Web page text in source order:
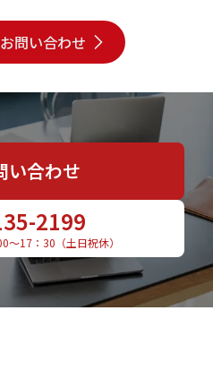
問い合わせ
い合わせ
2199
〜17：30（土日祝休）